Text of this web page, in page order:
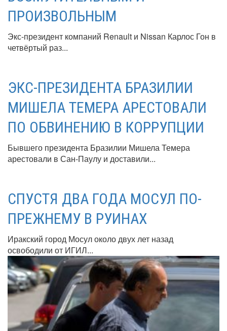
ПРОИЗВОЛЬНЫМ
Экс-президент компаний Renault и Nissan Карлос Гон в
четвёртый раз...
ЭКС-ПРЕЗИДЕНТА БРАЗИЛИИ
МИШЕЛА ТЕМЕРА АРЕСТОВАЛИ
ПО ОБВИНЕНИЮ В КОРРУПЦИИ
Бывшего президента Бразилии Мишела Темера
арестовали в Сан-Паулу и доставили...
СПУСТЯ ДВА ГОДА МОСУЛ ПО-
ПРЕЖНЕМУ В РУИНАХ
Иракский город Мосул около двух лет назад
освободили от ИГИЛ...